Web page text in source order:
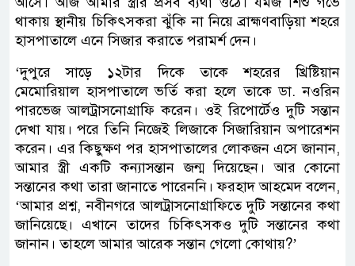
থাকায় স্থানীয় চিকিৎসকরা ঝুঁকি না নিয়ে ব্রাহ্মণবাড়িয়া শহরে
হাসপাতালে এনে সিজার করাতে পরামর্শ দেন।
‘দুপুরে সাড়ে ১২টার দিকে তাকে শহরের খ্রিষ্টিয়ান
মেমোরিয়াল হাসপাতালে ভর্তি করা হলে তাকে ডা. নওরিন
পারভেজ আলট্রাসনোগ্রাফি করেন। ওই রিপোর্টেও দুটি সন্তান
দেখা যায়। পরে তিনি নিজেই লিজাকে সিজারিয়ান অপারেশন
করেন। এর কিছুক্ষণ পর হাসপাতালের লোকজন এসে জানান,
আমার স্ত্রী একটি কন্যাসন্তান জন্ম দিয়েছেন। আর কোনো
সন্তানের কথা তারা জানাতে পারেননি। ফরহাদ আহমেদ বলেন,
‘আমার প্রশ্ন, নবীনগরে আলট্রাসনোগ্রাফিতে দুটি সন্তানের কথা
জানিয়েছে। এখানে তাদের চিকিৎসকও দুটি সন্তানের কথা
জানান। তাহলে আমার আরেক সন্তান গেলো কোথায়?’